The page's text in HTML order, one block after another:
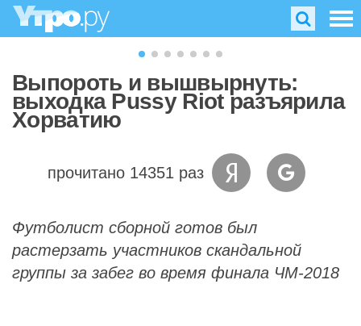
Выпороть и вышвырнуть:
выходка Pussy Riot разъярила
Хорватию
прочитано 14351 раз
Футболист сборной готов был
растерзать участников скандальной
группы за забег во время финала ЧМ-2018